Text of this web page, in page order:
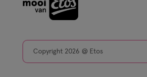
Je hebt keuze uit schuim,
Zo haal je alles
Copyright 2026 @ Etos